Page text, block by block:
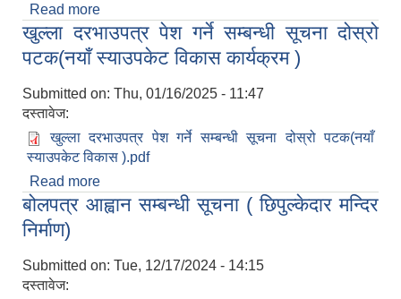
Read more
संस्थागत क्षमता स्वमूल्याङ्कन (LISA) को अन्तिम नतिजा
सार्वजनिक गरिएको बारे ।
खुल्ला दरभाउपत्र पेश गर्ने सम्बन्धी सूचना दोस्रो
पटक(नयाँ स्याउपकेट विकास कार्यक्रम )
Submitted on: Thu, 01/16/2025 - 11:47
दस्तावेज:
खुल्ला दरभाउपत्र पेश गर्ने सम्बन्धी सूचना दोस्रो पटक(नयाँ
स्याउपकेट विकास ).pdf
Read more
पटक(नयाँ स्याउपकेट विकास कार्यक्रम )
बोलपत्र आह्वान सम्बन्धी सूचना ( छिपुल्केदार मन्दिर
निर्माण)
Submitted on: Tue, 12/17/2024 - 14:15
दस्तावेज: